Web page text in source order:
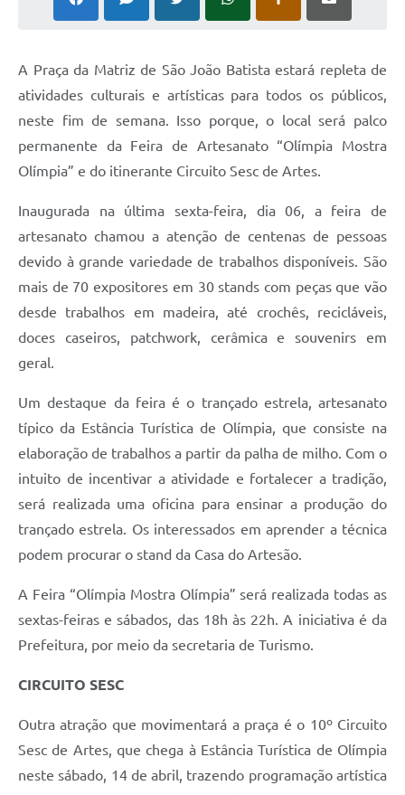
A Praça da Matriz de São João Batista estará repleta de
atividades culturais e artísticas para todos os públicos,
neste fim de semana. Isso porque, o local será palco
permanente da Feira de Artesanato “Olímpia Mostra
Olímpia” e do itinerante Circuito Sesc de Artes.
Inaugurada na última sexta-feira, dia 06, a feira de
artesanato chamou a atenção de centenas de pessoas
devido à grande variedade de trabalhos disponíveis. São
mais de 70 expositores em 30 stands com peças que vão
desde trabalhos em madeira, até crochês, recicláveis,
doces caseiros, patchwork, cerâmica e souvenirs em
geral.
Um destaque da feira é o trançado estrela, artesanato
típico da Estância Turística de Olímpia, que consiste na
elaboração de trabalhos a partir da palha de milho. Com o
intuito de incentivar a atividade e fortalecer a tradição,
será realizada uma oficina para ensinar a produção do
trançado estrela. Os interessados em aprender a técnica
podem procurar o stand da Casa do Artesão.
A Feira “Olímpia Mostra Olímpia” será realizada todas as
sextas-feiras e sábados, das 18h às 22h. A iniciativa é da
Prefeitura, por meio da secretaria de Turismo.
CIRCUITO SESC
Outra atração que movimentará a praça é o 10º Circuito
Sesc de Artes, que chega à Estância Turística de Olímpia
neste sábado, 14 de abril, trazendo programação artística